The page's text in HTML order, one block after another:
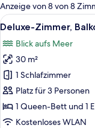
Zimmer
Anzeige von 8 von 8
Alle
Fotos
für
Deluxe-
Zimmer,
Balkon,
Meerblick
anzeigen
5
Deluxe-Zimmer,
Blick aufs Meer
30 m²
1 Schlafzimmer
Platz für 3 Personen
1 Queen-Bett und 1
Kostenloses WLAN